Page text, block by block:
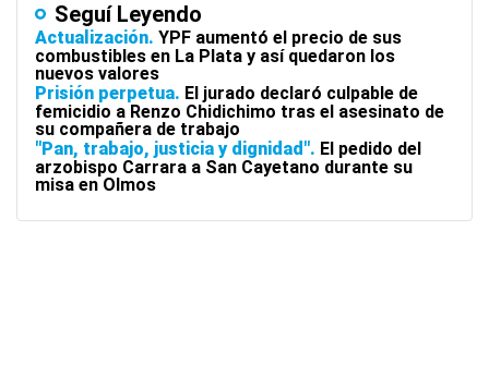
Seguí Leyendo
Actualización YPF aumentó el precio de sus
combustibles en La Plata y así quedaron los
nuevos valores
Prisión perpetua El jurado declaró culpable de
femicidio a Renzo Chidichimo tras el asesinato de
su compañera de trabajo
"Pan, trabajo, justicia y dignidad" El pedido del
arzobispo Carrara a San Cayetano durante su
misa en Olmos